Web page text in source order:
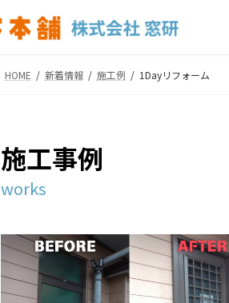
HOME 新着情報 施工例 1Dayリフォーム
施工事例
works